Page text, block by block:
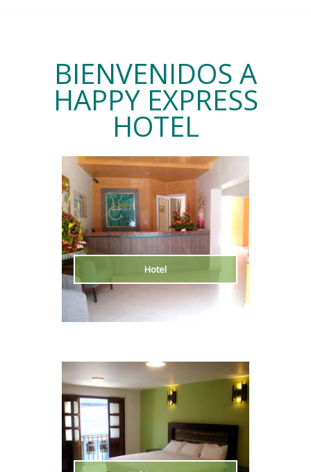
BIENVENIDOS A
HAPPY EXPRESS
HOTEL
Hotel